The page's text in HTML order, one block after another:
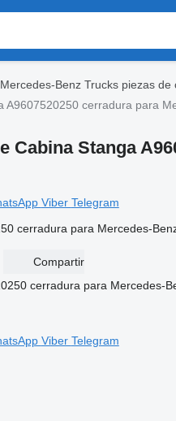
Mercedes-Benz Trucks piezas de
cerradura para
Stanga
Viber Telegram
cerradura para Mercedes-
Compartir
Viber Telegram